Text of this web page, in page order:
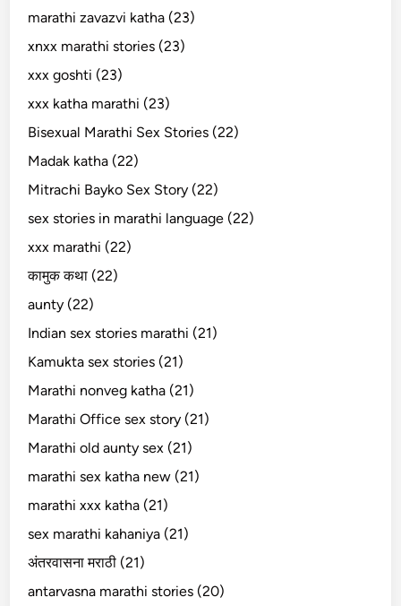
marathi zavazvi katha (23)
xnxx marathi stories (23)
xxx goshti (23)
xxx katha marathi (23)
Bisexual Marathi Sex Stories (22)
Madak katha (22)
Mitrachi Bayko Sex Story (22)
sex stories in marathi language (22)
xxx marathi (22)
कामुक कथा (22)
aunty (22)
Indian sex stories marathi (21)
Kamukta sex stories (21)
Marathi nonveg katha (21)
Marathi Office sex story (21)
Marathi old aunty sex (21)
marathi sex katha new (21)
marathi xxx katha (21)
sex marathi kahaniya (21)
अंतरवासना मराठी (21)
antarvasna marathi stories (20)